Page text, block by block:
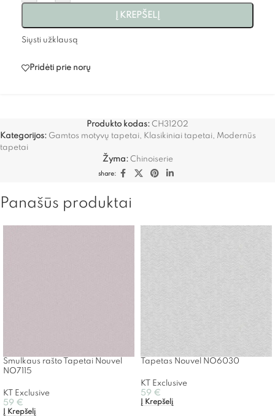
Į KREPŠELĮ
Siųsti užklausą
Pridėti prie norų
Produkto kodas: CH31202
Kategorijos: Gamtos motyvų tapetai, Klasikiniai tapetai, Modernūs
tapetai
Žyma: Chinoiserie
share:
Panašūs produktai
Smulkaus rašto Tapetai Nouvel
NO7115
KT Exclusive
59 €
Į Krepšelį
Tapetas Nouvel NO6030
KT Exclusive
59 €
Į Krepšelį